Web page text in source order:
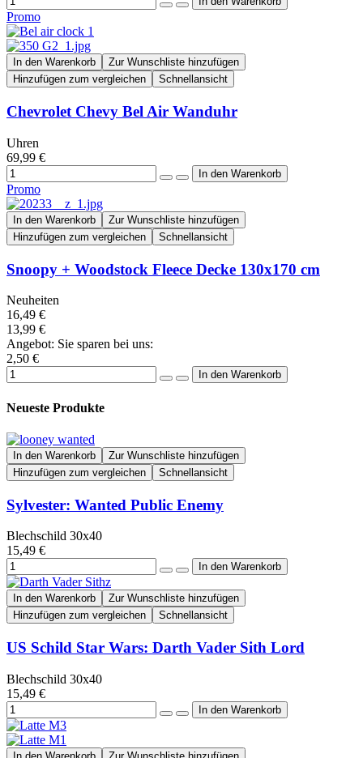
Promo
In den Warenkorb
Zur Wunschliste hinzufügen
Hinzufügen zum vergleichen
Schnellansicht
Chevrolet Chevy Bel Air Wanduhr
Uhren
69,99 €
Promo
In den Warenkorb
Zur Wunschliste hinzufügen
Hinzufügen zum vergleichen
Schnellansicht
Snoopy + Woodstock Fleece Decke 130x170 cm
Neuheiten
16,49 €
13,99 €
Angebot: Sie sparen bei uns:
2,50 €
Neueste Produkte
In den Warenkorb
Zur Wunschliste hinzufügen
Hinzufügen zum vergleichen
Schnellansicht
Sylvester: Wanted Public Enemy
Blechschild 30x40
15,49 €
In den Warenkorb
Zur Wunschliste hinzufügen
Hinzufügen zum vergleichen
Schnellansicht
US Schild Star Wars: Darth Vader Sith Lord
Blechschild 30x40
15,49 €